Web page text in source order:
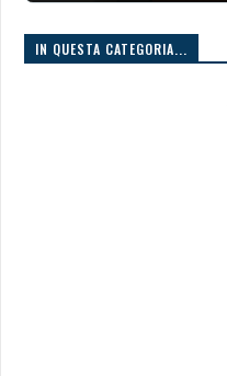
IN QUESTA CATEGORIA...